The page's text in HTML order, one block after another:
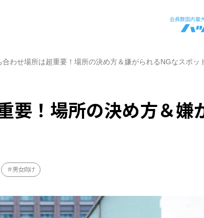
合わせ場所は超重要！場所の決め方＆嫌がられるNGなスポッ
要！場所の決め方＆嫌
男女向け